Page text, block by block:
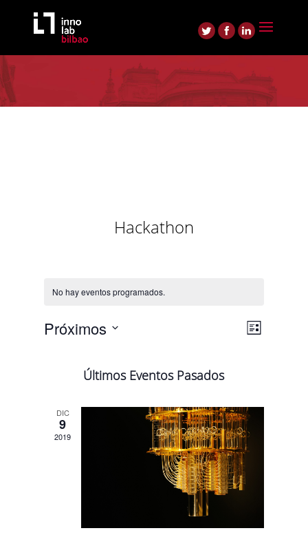
Hackathon
No hay eventos programados.
de
Lista
Próximos
Últimos Eventos Pasados
DIC
9
2019